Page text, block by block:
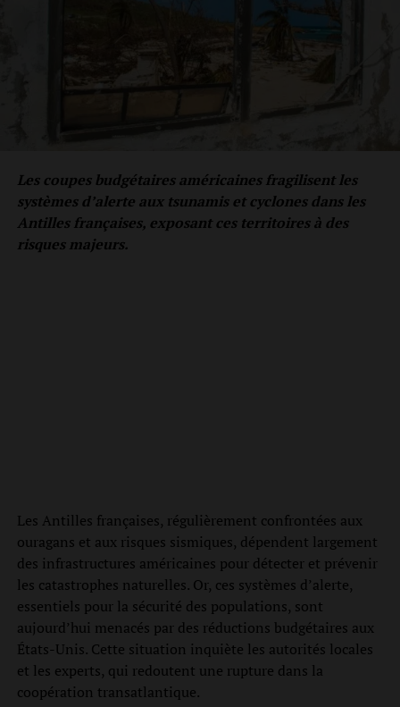
Les coupes budgétaires américaines fragilisent les
systèmes d’alerte aux tsunamis et cyclones dans les
Antilles françaises, exposant ces territoires à des
risques majeurs.
Les Antilles françaises, régulièrement confrontées aux
ouragans et aux risques sismiques, dépendent largement
des infrastructures américaines pour détecter et prévenir
les catastrophes naturelles. Or, ces systèmes d’alerte,
essentiels pour la sécurité des populations, sont
aujourd’hui menacés par des réductions budgétaires aux
États-Unis. Cette situation inquiète les autorités locales
et les experts, qui redoutent une rupture dans la
coopération transatlantique.